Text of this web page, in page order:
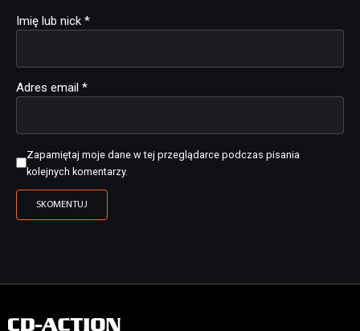
Imię lub nick *
Adres email *
Zapamiętaj moje dane w tej przeglądarce podczas pisania
kolejnych komentarzy.